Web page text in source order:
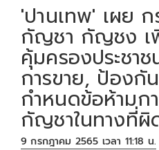
'ปานเทพ' เผย ก
กัญชา กัญชง
คุ้มครองประชา
การขาย, ป้องกั
กำหนดข้อห้ามก
กัญชาในทางที่ผิ
9 กรกฎาคม 2565 เวลา 11:18 น.